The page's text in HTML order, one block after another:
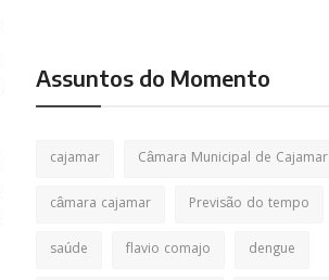
Assuntos do Momento
cajamar
Câmara Municipal de Cajamar
câmara cajamar
Previsão do tempo
saúde
flavio comajo
dengue